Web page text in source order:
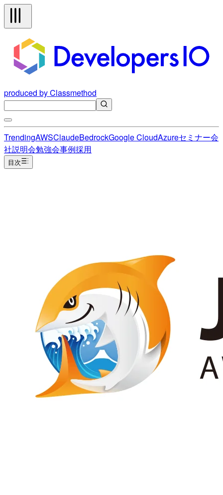
produced by Classmethod
TrendingAWSClaudeBedrockGoogle CloudAzureセミナー会
社説明会勉強会事例採用
目次